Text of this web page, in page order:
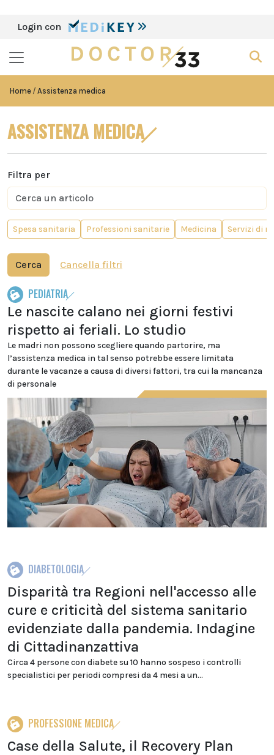
Login con
Home Assistenza medica
ASSISTENZA MEDICA
Filtra per
Spesa sanitaria Professioni sanitarie Medicina Servizi di
Cerca Cancella filtri
PEDIATRIA
Le nascite calano nei giorni festivi
rispetto ai feriali. Lo studio
Le madri non possono scegliere quando partorire, ma
l’assistenza medica in tal senso potrebbe essere limitata
durante le vacanze a causa di diversi fattori, tra cui la mancanza
di personale
DIABETOLOGIA
Disparità tra Regioni nell'accesso alle
cure e criticità del sistema sanitario
evidenziate dalla pandemia. Indagine
di Cittadinanzattiva
Circa 4 persone con diabete su 10 hanno sospeso i controlli
specialistici per periodi compresi da 4 mesi a un...
PROFESSIONE MEDICA
Case della Salute, il Recovery Plan